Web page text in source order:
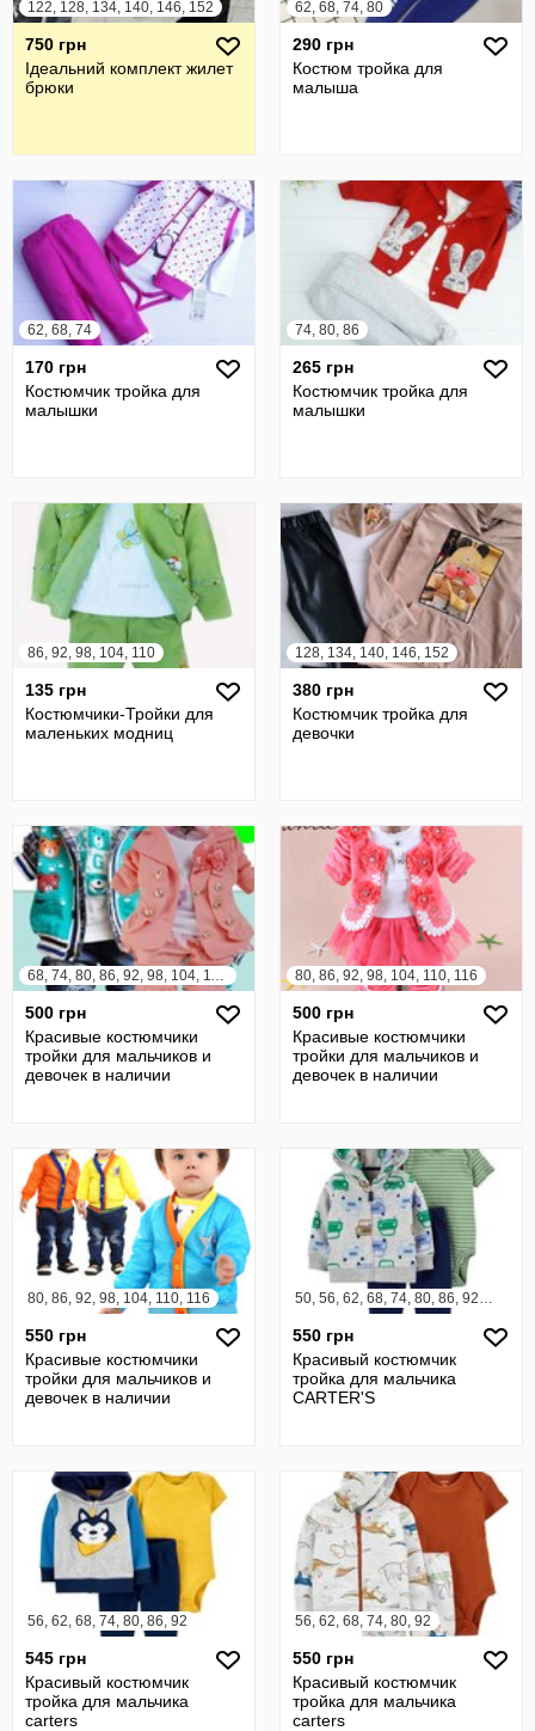
122, 128, 134, 140, 146, 152
750 грн
Ідеальний комплект жилет
брюки
62, 68, 74, 80
290 грн
Костюм тройка для
малыша
62, 68, 74
170 грн
Костюмчик тройка для
малышки
74, 80, 86
265 грн
Костюмчик тройка для
малышки
86, 92, 98, 104, 110
135 грн
Костюмчики-Тройки для
маленьких модниц
128, 134, 140, 146, 152
380 грн
Костюмчик тройка для
девочки
68, 74, 80, 86, 92, 98, 104, 110, 116, 122
500 грн
Красивые костюмчики
тройки для мальчиков и
девочек в наличии
80, 86, 92, 98, 104, 110, 116
500 грн
Красивые костюмчики
тройки для мальчиков и
девочек в наличии
80, 86, 92, 98, 104, 110, 116
550 грн
Красивые костюмчики
тройки для мальчиков и
девочек в наличии
50, 56, 62, 68, 74, 80, 86, 92, 98
550 грн
Красивый костюмчик
тройка для мальчика
CARTER'S
56, 62, 68, 74, 80, 86, 92
545 грн
Красивый костюмчик
тройка для мальчика
carters
56, 62, 68, 74, 80, 92
550 грн
Красивый костюмчик
тройка для мальчика
carters